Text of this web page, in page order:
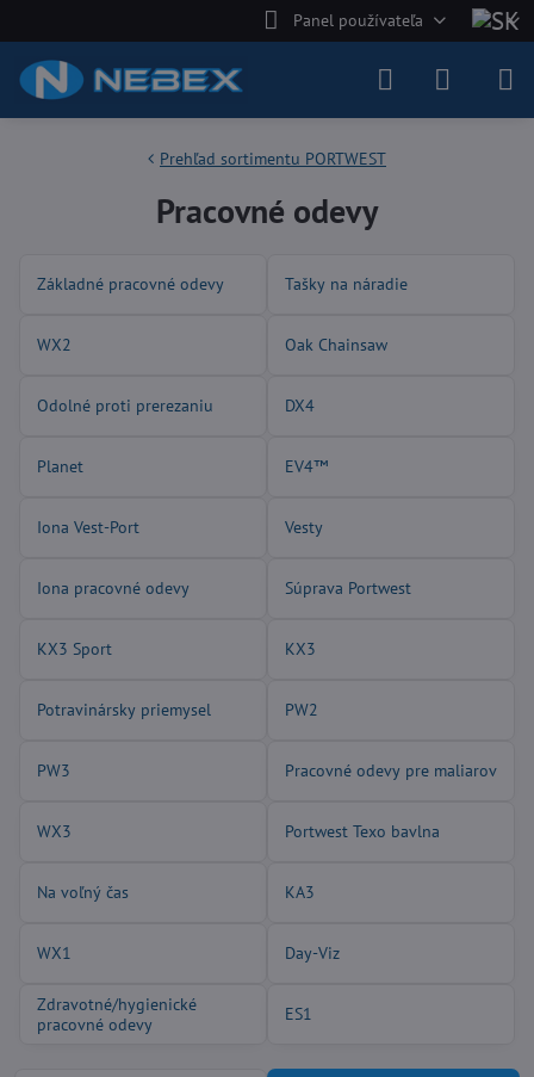
Panel používateľa
Prehľad sortimentu PORTWEST
Pracovné odevy
Základné pracovné odevy Tašky na náradie
WX2 Oak Chainsaw
Odolné proti prerezaniu DX4
Planet EV4™
Iona Vest-Port Vesty
Iona pracovné odevy Súprava Portwest
KX3 Sport KX3
Potravinársky priemysel PW2
PW3 Pracovné odevy pre maliarov
WX3 Portwest Texo bavlna
Na voľný čas KA3
WX1 Day-Viz
Zdravotné/hygienické
pracovné odevy
ES1